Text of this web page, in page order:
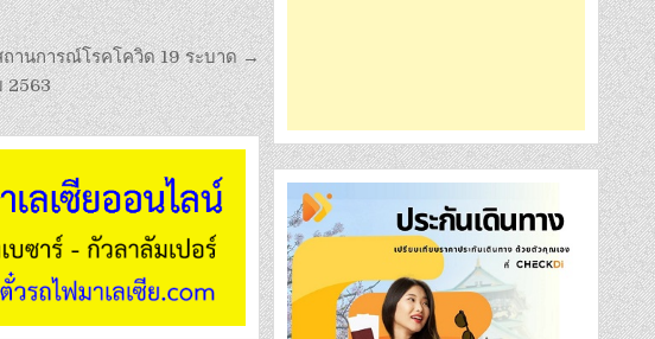
ถานการณ์โรคโควิด 19 ระบาด →
2563